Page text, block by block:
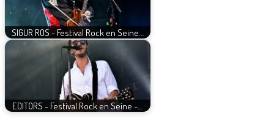
SIGUR ROS - Festival Rock en Seine…
EDITORS - Festival Rock en Seine -…